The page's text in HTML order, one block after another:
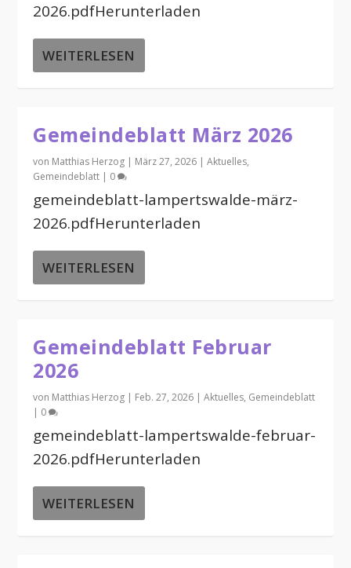
2026.pdfHerunterladen
WEITERLESEN
Gemeindeblatt März 2026
von Matthias Herzog | März 27, 2026 |Aktuelles,
Gemeindeblatt | 0
gemeindeblatt-lampertswalde-märz-
2026.pdfHerunterladen
WEITERLESEN
Gemeindeblatt Februar
2026
von Matthias Herzog | Feb. 27, 2026 |Aktuelles, Gemeindeblatt
| 0
gemeindeblatt-lampertswalde-februar-
2026.pdfHerunterladen
WEITERLESEN